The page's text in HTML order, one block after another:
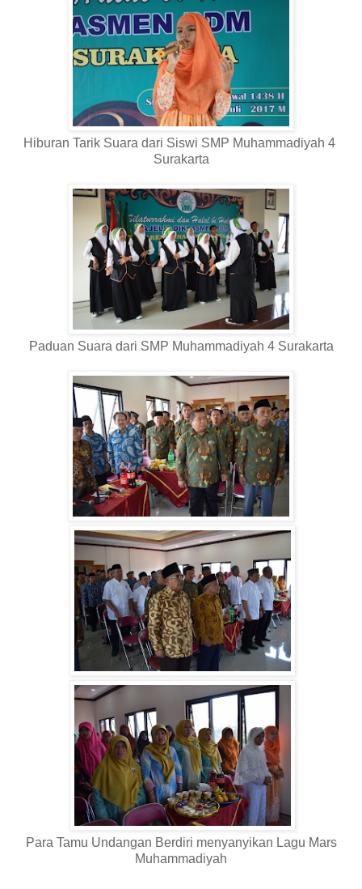
Hiburan Tarik Suara dari Siswi SMP Muhammadiyah 4
Surakarta
Paduan Suara dari SMP Muhammadiyah 4 Surakarta
Para Tamu Undangan Berdiri menyanyikan Lagu Mars
Muhammadiyah